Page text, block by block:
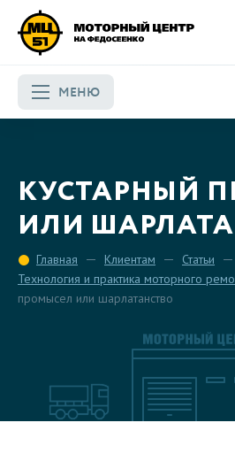
МЕНЮ
КУСТАРНЫЙ
ИЛИ
Главная Клиентам
Статьи
Технология и практика моторного
промысел или шарлатанство